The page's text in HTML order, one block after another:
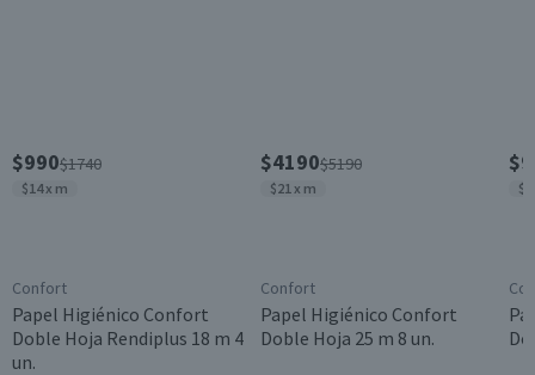
$990$1740
$14 x m
Confort
Papel Higiénico Confort
Doble Hoja Rendiplus 18 m 4
un.
$4190$5190
$21 x m
Confort
Papel Higiénico Confort
Doble Hoja 25 m 8 un.